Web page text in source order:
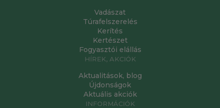
Vadászat
Túrafelszerelés
Kerítés
Kertészet
Fogyasztói elállás
HÍREK, AKCIÓK
Aktualitások, blog
Újdonságok
Aktuális akciók
INFORMÁCIÓK